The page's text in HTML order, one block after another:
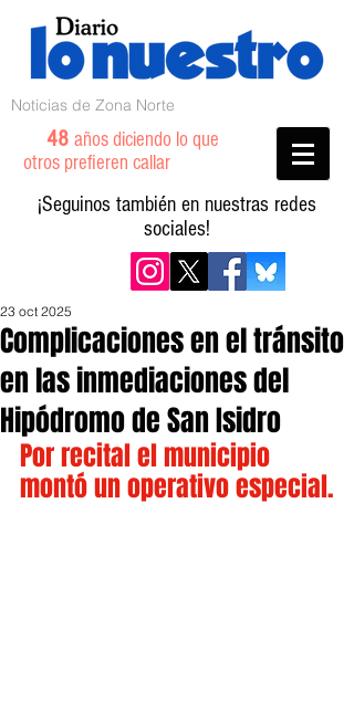
Noticias de Zona Norte
48 años diciendo lo que
otros prefieren callar
¡Seguinos también en nuestras redes
sociales!
Complicaciones en el tránsito
en las inmediaciones del
Hipódromo de San Isidro
23 oct 2025
Por recital el municipio
montó un operativo especial.